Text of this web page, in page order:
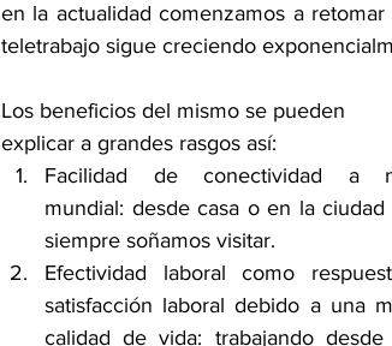
en la actualidad comenzamos a
teletrabajo sigue creciendo
Los beneficios del mismo se pueden
explicar a grandes rasgos así:
Facilidad de conectividad a
mundial: desde casa o en la ciudad
siempre soñamos visitar.
Efectividad laboral como
satisfacción laboral debido a una
calidad de vida: trabajando desde